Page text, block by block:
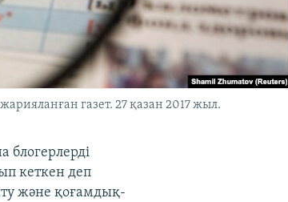
газет. 27 қазан 2017 жыл.
блогерлерді
кеткен деп
және қоғамдық-